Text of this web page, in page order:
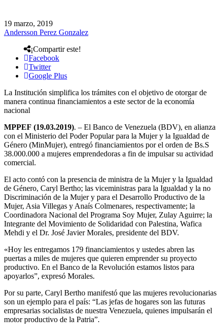
19 marzo, 2019
Andersson Perez Gonzalez
¡Compartir este!
Facebook
Twitter
Google Plus
La Institución simplifica los trámites con el objetivo de otorgar de
manera continua financiamientos a este sector de la economía
nacional
MPPEF (19.03.2019). – El Banco de Venezuela (BDV), en alianza
con el Ministerio del Poder Popular para la Mujer y la Igualdad de
Género (MinMujer), entregó financiamientos por el orden de Bs.S
38.000.000 a mujeres emprendedoras a fin de impulsar su actividad
comercial.
El acto contó con la presencia de ministra de la Mujer y la Igualdad
de Género, Caryl Bertho; las viceministras para la Igualdad y la no
Discriminación de la Mujer y para el Desarrollo Productivo de la
Mujer, Asia Villegas y Anaís Colmenares, respectivamente; la
Coordinadora Nacional del Programa Soy Mujer, Zulay Aguirre; la
Integrante del Movimiento de Solidaridad con Palestina, Wafica
Mehdi y el Dr. José Javier Morales, presidente del BDV.
«Hoy les entregamos 179 financiamientos y ustedes abren las
puertas a miles de mujeres que quieren emprender su proyecto
productivo. En el Banco de la Revolución estamos listos para
apoyarlos”, expresó Morales.
Por su parte, Caryl Bertho manifestó que las mujeres revolucionarias
son un ejemplo para el país: “Las jefas de hogares son las futuras
empresarias socialistas de nuestra Venezuela, quienes impulsarán el
motor productivo de la Patria”.